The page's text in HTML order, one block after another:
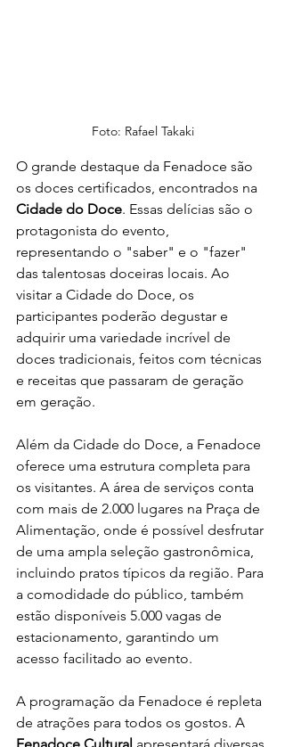
Foto: Rafael Takaki
O grande destaque da Fenadoce são
os doces certificados, encontrados na
Cidade do Doce. Essas delícias são o
protagonista do evento,
representando o "saber" e o "fazer"
das talentosas doceiras locais. Ao
visitar a Cidade do Doce, os
participantes poderão degustar e
adquirir uma variedade incrível de
doces tradicionais, feitos com técnicas
e receitas que passaram de geração
em geração.
Além da Cidade do Doce, a Fenadoce
oferece uma estrutura completa para
os visitantes. A área de serviços conta
com mais de 2.000 lugares na Praça de
Alimentação, onde é possível desfrutar
de uma ampla seleção gastronômica,
incluindo pratos típicos da região. Para
a comodidade do público, também
estão disponíveis 5.000 vagas de
estacionamento, garantindo um
acesso facilitado ao evento.
A programação da Fenadoce é repleta
de atrações para todos os gostos. A